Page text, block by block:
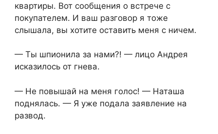
квартиры. Вот сообщения о встрече с
покупателем. И ваш разговор я тоже
слышала, вы хотите оставить меня с ничем.
— Ты шпионила за нами?! — лицо Андрея
исказилось от гнева.
— Не повышай на меня голос! — Наташа
поднялась. — Я уже подала заявление на
развод.